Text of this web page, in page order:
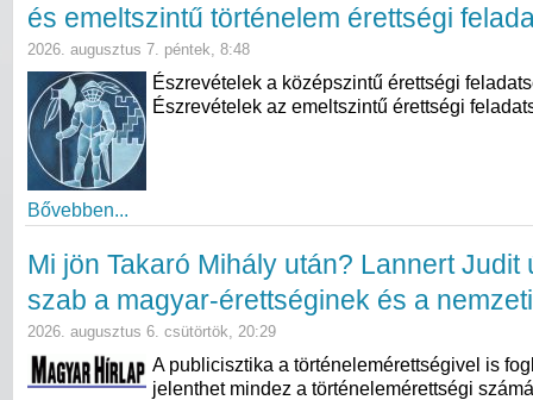
és emeltszintű történelem érettségi
2026. augusztus 7. péntek, 8:48
Észrevételek a középszintű érettségi
Észrevételek az emeltszintű érettségi
Bővebben...
Mi jön Takaró Mihály után? Lannert Judit
szab a magyar-érettséginek és a
2026. augusztus 6. csütörtök, 20:29
A publicisztika a történelemérettségivel is
jelenthet mindez a történelemérettségi